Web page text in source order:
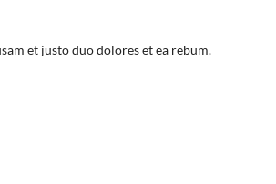
et justo duo dolores et ea rebum.